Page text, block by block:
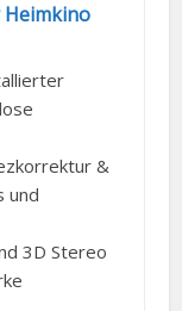
Heimkino
&
und
3D Stereo